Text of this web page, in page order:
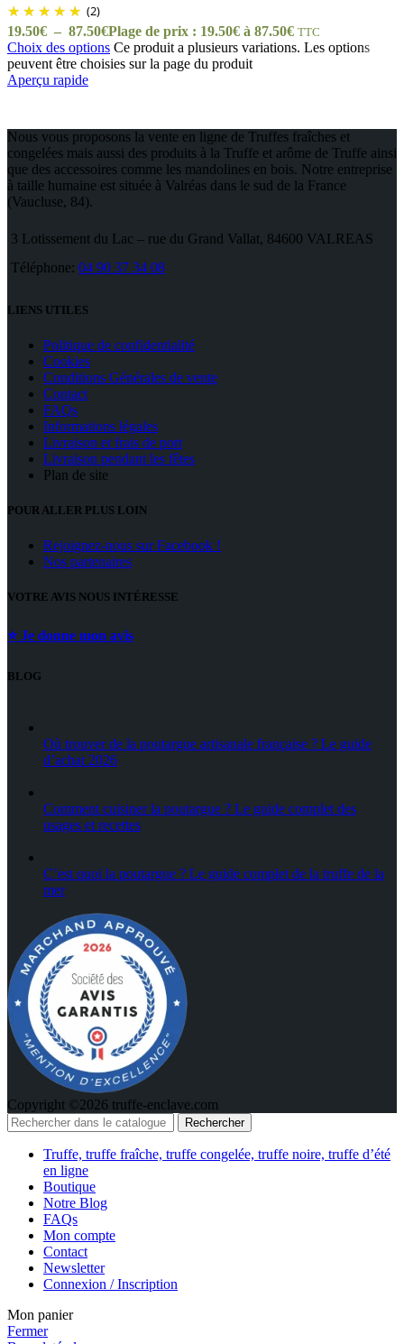
(2)
19.50€ – 87.50€Plage de prix : 19.50€ à 87.50€ TTC
Choix des options Ce produit a plusieurs variations. Les options
peuvent être choisies sur la page du produit
Aperçu rapide
Nous vous proposons la vente en ligne de Truffes fraîches et
congelées mais aussi des produits à la Truffe et arôme de Truffe ainsi
que des accessoires comme les mandolines en bois. Notre entreprise
à taille humaine est située à Valréas dans le sud de la France
(Vaucluse, 84).
3 Lotissement du Lac – rue du Grand Vallat, 84600 VALREAS
Téléphone: 04 90 37 34 08
LIENS UTILES
Politique de confidentialité
Cookies
Conditions Générales de vente
Contact
FAQs
Informations légales
Livraison et frais de port
Livraison pendant les fêtes
Plan de site
POUR ALLER PLUS LOIN
Rejoignez-nous sur Facebook !
Nos partenaires
VOTRE AVIS NOUS INTÉRESSE
⭐ Je donne mon avis
BLOG
Où trouver de la poutargue artisanale française ? Le guide
d’achat 2026
Comment cuisiner la poutargue ? Le guide complet des
usages et recettes
C’est quoi la poutargue ? Le guide complet de la truffe de la
mer
Copyright ©2026 truffe-enclave.com
Rechercher
Truffe, truffe fraîche, truffe congelée, truffe noire, truffe d’été
en ligne
Boutique
Notre Blog
FAQs
Mon compte
Contact
Newsletter
Connexion / Inscription
Mon panier
Fermer